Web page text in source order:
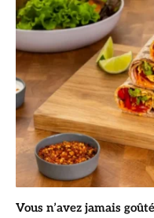
Vous n’avez jamais